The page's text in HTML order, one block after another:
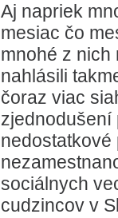
Aj napriek
mesiac čo
mnohé z nich
nahlásili
čoraz viac
zjednodušení
sociálnych
cudzincov v